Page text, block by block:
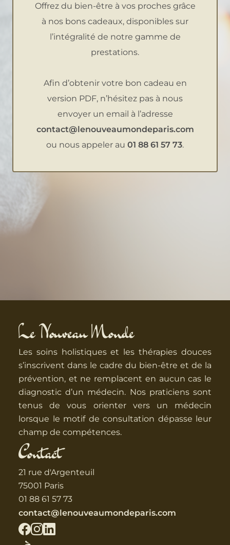
Offrez du bien-être à vos proches grâce
à nos bons cadeaux, disponibles sur
l’intégralité de notre gamme de
prestations.
Afin d’obtenir votre bon cadeau en
version PDF, n’hésitez pas à nous
envoyer un email à l’adresse
contact@lenouveaumondeparis.com
ou nous appeler au 01 88 61 57 73.
Le Nouveau Monde
Les soins holistiques et les thérapies douces
s’inscrivent dans le cadre du bien-être et de la
prévention, et ne remplacent en aucun cas le
diagnostic d’un médecin. Nos praticiens sont
tenus de vous orienter vers un médecin
lorsque le motif de consultation dépasse leur
champ de compétences.
Contact
21 rue d'Argenteuil
75001 Paris
01 88 61 57 73
contact@lenouveaumondeparis.com